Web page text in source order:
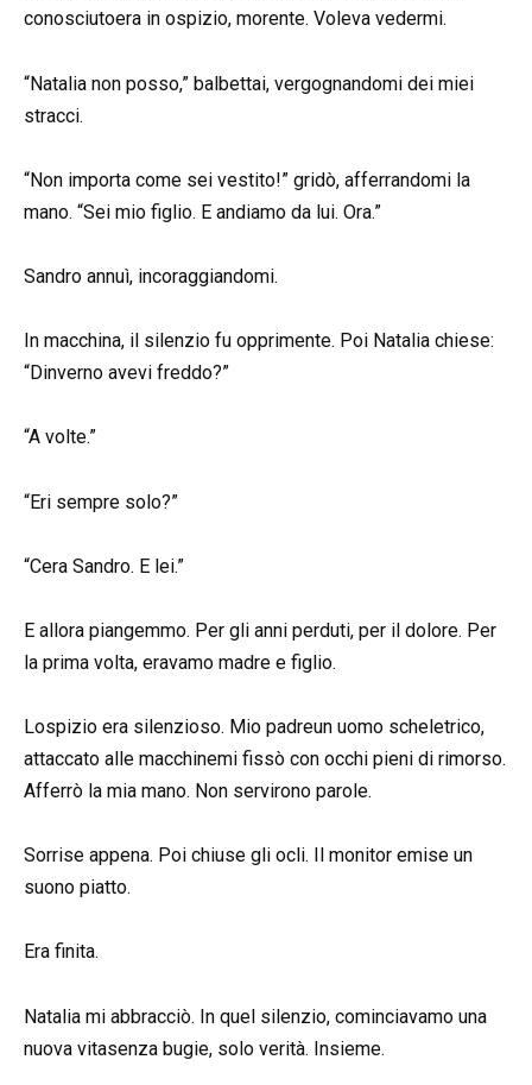
conosciutoera in ospizio, morente. Voleva vedermi.
“Natalia non posso,” balbettai, vergognandomi dei miei
stracci.
“Non importa come sei vestito!” gridò, afferrandomi la
mano. “Sei mio figlio. E andiamo da lui. Ora.”
Sandro annuì, incoraggiandomi.
In macchina, il silenzio fu opprimente. Poi Natalia chiese:
“Dinverno avevi freddo?”
“A volte.”
“Eri sempre solo?”
“Cera Sandro. E lei.”
E allora piangemmo. Per gli anni perduti, per il dolore. Per
la prima volta, eravamo madre e figlio.
Lospizio era silenzioso. Mio padreun uomo scheletrico,
attaccato alle macchinemi fissò con occhi pieni di rimorso.
Afferrò la mia mano. Non servirono parole.
Sorrise appena. Poi chiuse gli ocli. Il monitor emise un
suono piatto.
Era finita.
Natalia mi abbracciò. In quel silenzio, cominciavamo una
nuova vitasenza bugie, solo verità. Insieme.